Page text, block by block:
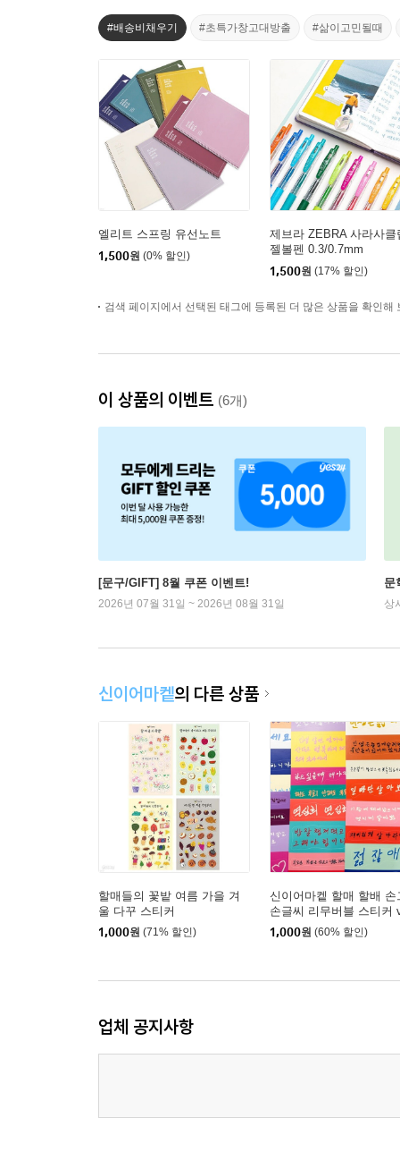
#배송비채우기 #초특가창고대방출 #삶이고민될때
엘리트 스프링 유선노트
1,500원 (0% 할인)
제브라 ZEBRA 사라사클
젤볼펜 0.3/0.7mm
1,500원 (17% 할인)
검색 페이지에서 선택된 태그에 등록된 더 많은 상품을 확인해
이 상품의 이벤트 (6개)
[문구/GIFT] 8월 쿠폰 이벤트!
2026년 07월 31일 ~ 2026년 08월 31일
문
상
신이어마켙의 다른 상품
할매들의 꽃밭 여름 가을 겨
울 다꾸 스티커
1,000원 (71% 할인)
신이어마켙 할매 할배 손
손글씨 리무버블 스티커
1,000원 (60% 할인)
업체 공지사항